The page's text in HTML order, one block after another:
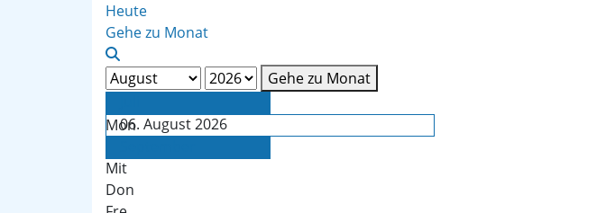
Heute
Gehe zu Monat
Gehe zu Monat
06. August 2026
Mon
Mit
Don